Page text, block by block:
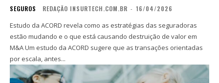
SEGUROS REDAÇÃO INSURTECH.COM.BR - 16/04/2026
Estudo da ACORD revela como as estratégias das seguradoras
estão mudando e o que está causando destruição de valor em
M&A Um estudo da ACORD sugere que as transações orientadas
por escala, antes...